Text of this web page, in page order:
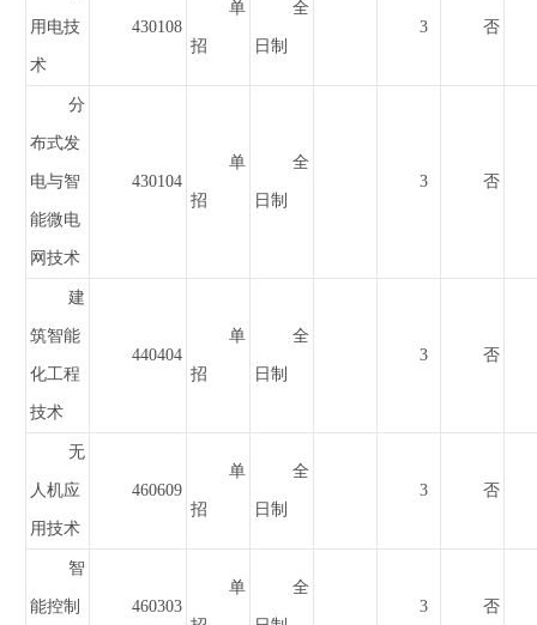
用电技
术
430108
单
招
全
日制
3 否
分
布式发
电与智
能微电
网技术
430104
单
招
全
日制
3 否
建
筑智能
化工程
技术
440404
单
招
全
日制
3 否
无
人机应
用技术
460609
单
招
全
日制
3 否
智
能控制 460303
单 全
3 否